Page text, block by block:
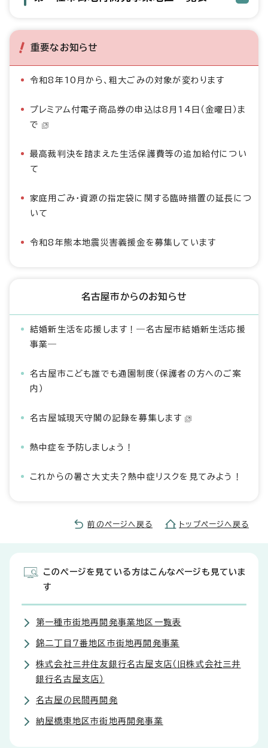
重要なお知らせ
令和8年10月から、粗大ごみの対象が変わります
プレミアム付電子商品券の申込は8月14日（金曜日）ま
で
最高裁判決を踏まえた生活保護費等の追加給付につい
て
家庭用ごみ・資源の指定袋に関する臨時措置の延長につ
いて
令和8年熊本地震災害義援金を募集しています
名古屋市からのお知らせ
結婚新生活を応援します！―名古屋市結婚新生活応援
事業―
名古屋市こども誰でも通園制度（保護者の方へのご案
内）
名古屋城現天守閣の記録を募集します
熱中症を予防しましょう！
これからの暑さ大丈夫？熱中症リスクを見てみよう！
前のページへ戻る トップページへ戻る
このページを見ている方はこんなページも見ていま
す
第一種市街地再開発事業地区一覧表
錦二丁目7番地区市街地再開発事業
株式会社三井住友銀行名古屋支店（旧株式会社三井
銀行名古屋支店）
名古屋の民間再開発
納屋橋東地区市街地再開発事業